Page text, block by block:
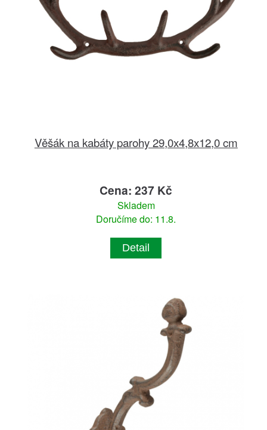
Věšák na kabáty parohy 29,0x4,8x12,0 cm
Cena: 237 Kč
Skladem
Doručíme do: 11.8.
Detail